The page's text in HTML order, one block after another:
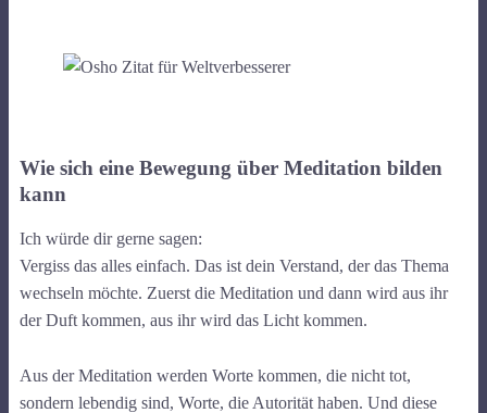
Wie sich eine Bewegung über Meditation bilden
kann
Ich würde dir gerne sagen:
Vergiss das alles einfach. Das ist dein Verstand, der das Thema
wechseln möchte. Zuerst die Meditation und dann wird aus ihr
der Duft kommen, aus ihr wird das Licht kommen.
Aus der Meditation werden Worte kommen, die nicht tot,
sondern lebendig sind, Worte, die Autorität haben. Und diese